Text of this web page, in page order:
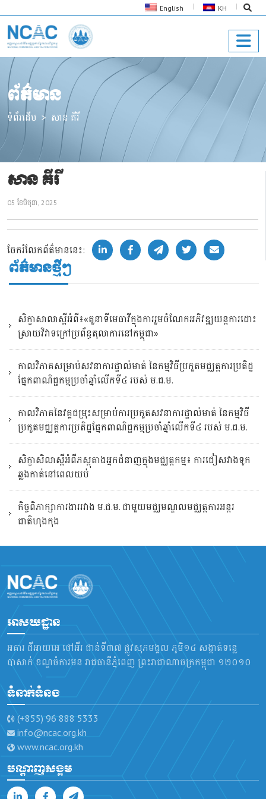
English KH
ព័ត៌មាន
ទំព័រដើម សាន គីរី
សាន គីរី
05 ខែ​មិថុនា, 2025
ចែករំលែកព័ត៌មាននេះ:
ព័ត៌មានថ្មីៗ
សិក្ខាសាលាស្តីអំពី៖«តួនាទីមេធាវីក្នុងការរួមចំណែកអភិវឌ្ឍយន្តការដោះ
ស្រាយវិវាទក្រៅប្រព័ន្ធតុលាការនៅកម្ពុជា»
កាលវិភាគសម្រាប់សវនាការផ្ទាល់មាត់ នៃកម្មវិធីប្រកួតមជ្ឈត្តការប្រតិដ្ឋ
ផ្នែកពាណិជ្ជកម្មប្រចាំឆ្នាំលើកទី៤ របស់ ម.ជ.ម.
កាលវិភាគនៃវគ្គជម្រុះសម្រាប់ការប្រកួតសវនាការផ្ទាល់មាត់ នៃកម្មវិធី
ប្រកួតមជ្ឈត្តការប្រតិដ្ឋផ្នែកពាណិជ្ជកម្មប្រចាំឆ្នាំលើកទី៤ របស់ ម.ជ.ម.
សិក្ខាសិលាស្ដីអំពីភស្តុតាងអ្នកជំនាញក្នុងមជ្ឈត្តកម្ម៖ ការជៀសវាងទូក
ឆ្លងកាត់នៅពេលយប់
កិច្ចពិភាក្សាការងាររវាង ម.ជ.ម. ជាមួយមជ្ឈមណ្ឌលមជ្ឈត្តការអន្តរ
ជាតិហុងកុង
អាសយដ្ឋាន
អគារ ជីអាយអេ ថៅអឺរ ជាន់ទី៣៧ ផ្លូវសុភមង្គល ភូមិ១៤ សង្កាត់ទន្លេ
បាសាក់ ខណ្ឌចំការមន រាជធានីភ្នំពេញ ព្រះរាជាណាចក្រកម្ពុជា ១២០១០
ទំនាក់ទំនង
(+855) 96 888 5333
info@ncac.org.kh
www.ncac.org.kh
បណ្តាញសង្គម